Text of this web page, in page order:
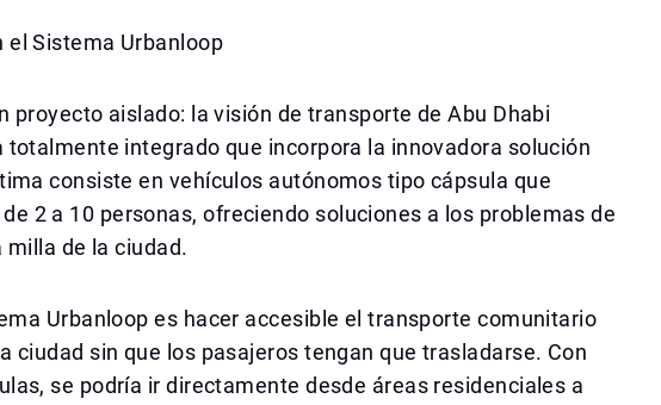
el Sistema Urbanloop
proyecto aislado: la visión de transporte de Abu Dhabi
totalmente integrado que incorpora la innovadora solución
consiste en vehículos autónomos tipo cápsula que
2 a 10 personas, ofreciendo soluciones a los problemas de
milla de la ciudad.
Urbanloop es hacer accesible el transporte comunitario
ciudad sin que los pasajeros tengan que trasladarse. Con
se podría ir directamente desde áreas residenciales a